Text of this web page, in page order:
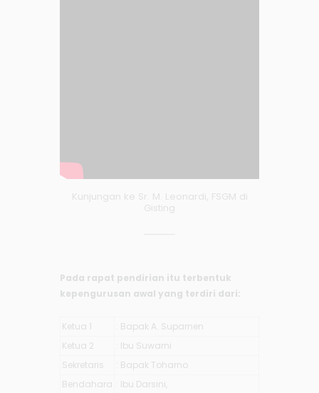
Kunjungan ke Sr. M. Leonardi, FSGM di
Gisting
Pada rapat pendirian itu terbentuk
kepengurusan awal yang terdiri dari:
Ketua 1
: Bapak A. Suparnen
Ketua 2
: Ibu Suwarni
Sekretaris
: Bapak Toharno
Bendahara
: Ibu Darsini,